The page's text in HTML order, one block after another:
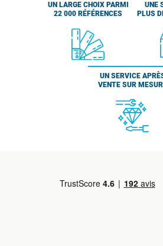
UN LARGE CHOIX PARMI
22 000 RÉFÉRENCES
UNE
PLUS
UN SERVICE
VENTE SUR